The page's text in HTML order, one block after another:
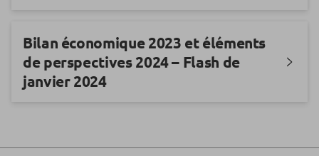
Bilan économique 2023 et éléments
de perspectives 2024 – Flash de
janvier 2024